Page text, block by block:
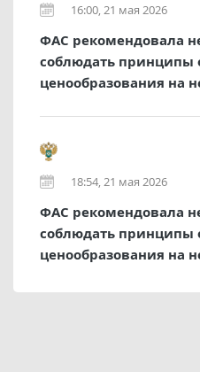
16:00, 21 мая 2026
ФАС рекомендовала
соблюдать принципы
ценообразования на
18:54, 21 мая 2026
ФАС рекомендовала
соблюдать принципы
ценообразования на